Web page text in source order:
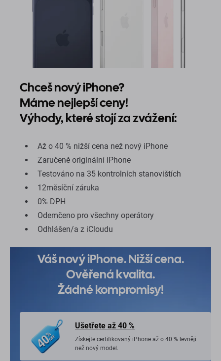
Chceš nový iPhone?
Máme nejlepší ceny!
Výhody, které stojí za zvážení:
Až o 40 % nižší cena než nový iPhone
Zaručeně originální iPhone
Testováno na 35 kontrolních stanovištích
12měsíční záruka
0% DPH
Odemčeno pro všechny operátory
Odhlášen/a z iCloudu
Váš nový iPhone. Nižší cena.
Ověřená kvalita.
Žádné kompromisy!
Ušetřete až 40 %
Získejte certifikovaný iPhone až o 40 % levněji
než nový model.